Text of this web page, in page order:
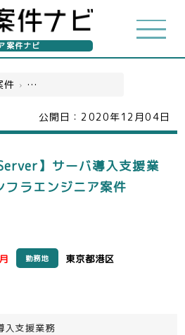
案件ナビ
件 › サーバーエンジニア(一覧)
公開日： 2020年12月04日
】サーバ導入支援業
ラエンジニア案件
勤務地 東京都港区
入支援業務